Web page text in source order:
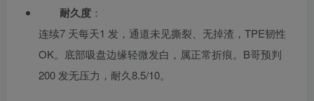
耐久度 ：
连续7 天每天1 发，通道未见撕裂、无掉渣，TPE韧性
OK。底部吸盘边缘轻微发白，属正常折痕。B哥预判
200 发无压力，耐久8.5/10。